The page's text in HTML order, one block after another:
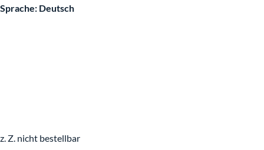
Sprache: Deutsch
z. Z. nicht bestellbar